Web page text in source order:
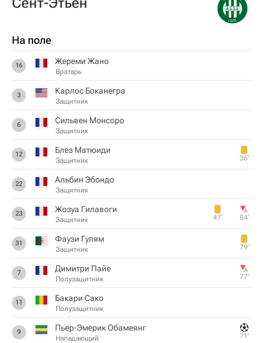
На поле
16 Жереми Жано
Вратарь
3 Карлос Боканегра
Защитник
6 Сильвен Монсоро
Защитник
12 Блез Матюиди
Защитник 36‎’‎
22 Альбин Эбондо
Защитник
23 Жозуа Гилавоги
Защитник 47‎’‎ 84‎’‎
31 Фаузи Гулям
Защитник 79‎’‎
7 Димитри Пайе
Полузащитник 77‎’‎
11 Бакари Сако
Полузащитник
9 Пьер-Эмерик Обамеянг
Нападающий 71‎’‎